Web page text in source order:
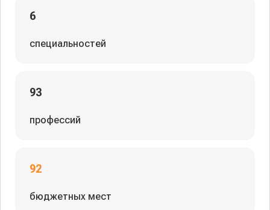
6
специальностей
93
профессий
92
бюджетных мест